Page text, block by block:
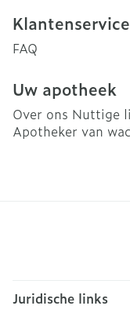
Klantenservice
FAQ
Uw apotheek
Over ons Nuttige
Apotheker van
Juridische links